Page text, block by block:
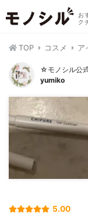
お
ク
TOP コスメ ア
☆モノシル公
yumiko
5.00